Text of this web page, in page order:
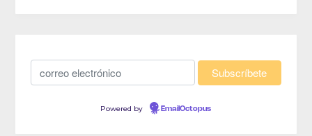
Powered by EmailOctopus